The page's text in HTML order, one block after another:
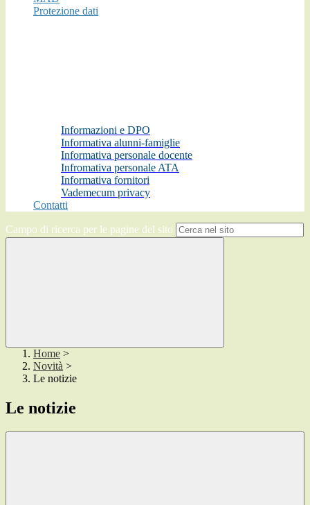
Protezione dati
Informazioni e DPO
Informativa alunni-famiglie
Informativa personale docente
Infromativa personale ATA
Informativa fornitori
Vademecum privacy
Contatti
Campo di ricerca per le pagine del sito
Home >
Novità >
Le notizie
Le notizie